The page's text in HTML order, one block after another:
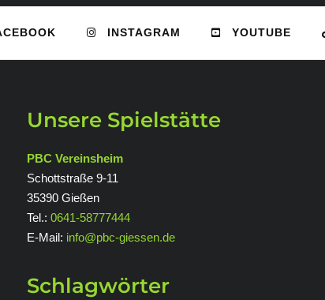
INSTAGRAM YOUTUBE
Unsere Spielstätte
PBC Vereinsheim
Schottstraße 9-11
35390 Gießen
Tel.:0641-58777444
E-Mail: info@pbc-giessen.de
Schlagwörter